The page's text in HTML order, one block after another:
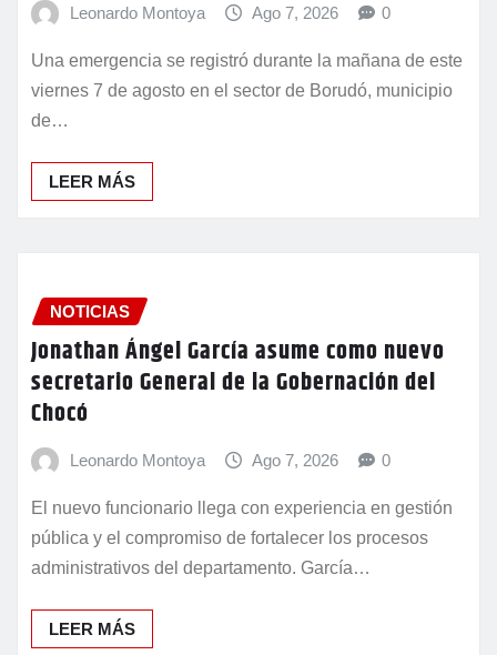
Leonardo Montoya Ago 7, 2026 0
Una emergencia se registró durante la mañana de este
viernes 7 de agosto en el sector de Borudó, municipio
NOTICIAS
Jonathan Ángel García asume como nuevo
secretario General de la Gobernación del
Chocó
Leonardo Montoya Ago 7, 2026 0
El nuevo funcionario llega con experiencia en gestión
pública y el compromiso de fortalecer los procesos
administrativos del departamento. García…